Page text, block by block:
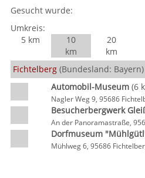
Gesucht wurde:
Umkreis:
5 km
10
km
20
km
Fichtelberg (Bundesland: Bayern)
Automobil-Museum(6
Nagler Weg 9, 95686
Besucherbergwerk
An der Panoramastraße,
Dorfmuseum
Mühlweg 6, 95686